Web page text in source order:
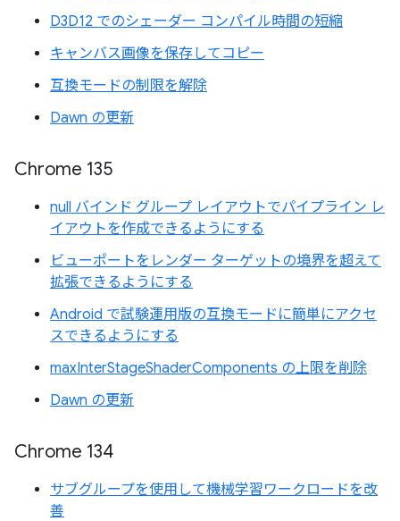
D3D12 でのシェーダー コンパイル時間の短縮
キャンバス画像を保存してコピー
互換モードの制限を解除
Dawn の更新
Chrome 135
null バインド グループ レイアウトでパイプライン レ
イアウトを作成できるようにする
ビューポートをレンダー ターゲットの境界を超えて
拡張できるようにする
Android で試験運用版の互換モードに簡単にアクセ
スできるようにする
maxInterStageShaderComponents の上限を削除
Dawn の更新
Chrome 134
サブグループを使用して機械学習ワークロードを改
善